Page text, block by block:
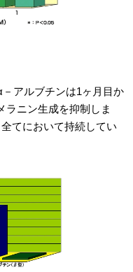
アルブチンは1ヶ月目か
ラニン生成を抑制しま
てにおいて持続してい